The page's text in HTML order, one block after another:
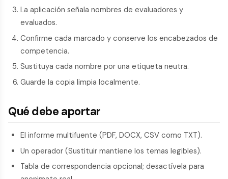
La aplicación señala nombres de evaluadores y
evaluados.
Confirme cada marcado y conserve los encabezados de
competencia.
Sustituya cada nombre por una etiqueta neutra.
Guarde la copia limpia localmente.
Qué debe aportar
El informe multifuente (PDF, DOCX, CSV como TXT).
Un operador (Sustituir mantiene los temas legibles).
Tabla de correspondencia opcional; desactívela para